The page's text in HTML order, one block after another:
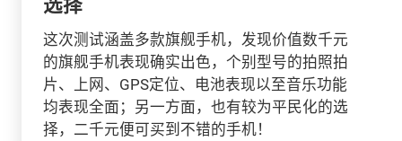
这次测试涵盖多款旗舰手机，发现价值数千元
的旗舰手机表现确实出色，个别型号的拍照拍
片、上网、GPS定位、电池表现以至音乐功能
均表现全面；另一方面，也有较为平民化的选
择，二千元便可买到不错的手机！